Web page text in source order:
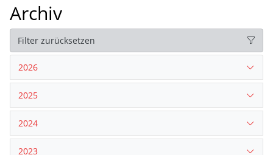
Archiv
Filter zurücksetzen
2026
2025
2024
2023